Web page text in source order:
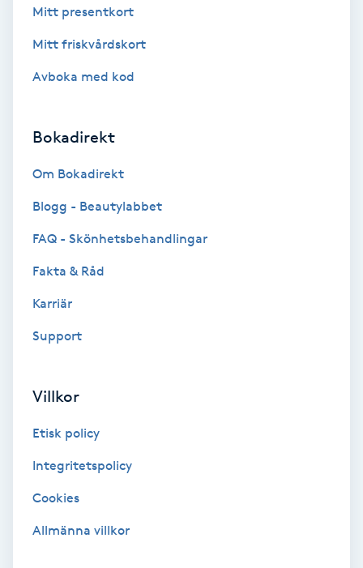
Brynplockning
Coachning
Color correction
Extensions
Mitt presentkort
Mitt friskvårdskort
Avboka med kod
Bokadirekt
Om Bokadirekt
Blogg - Beautylabbet
FAQ - Skönhetsbehandlingar
Fakta & Råd
Karriär
Support
Villkor
Etisk policy
Integritetspolicy
Cookies
Allmänna villkor